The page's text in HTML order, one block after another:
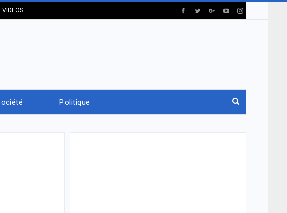
VIDEOS
Politique